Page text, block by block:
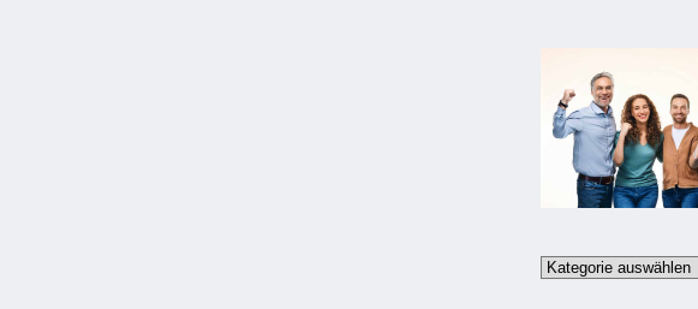
Kategorien